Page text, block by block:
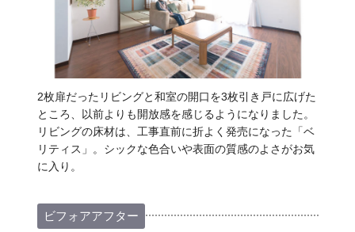
2枚扉だったリビングと和室の開口を3枚引き戸に広げた
ところ、以前よりも開放感を感じるようになりました。
リビングの床材は、工事直前に折よく発売になった「ベ
リティス」。シックな色合いや表面の質感のよさがお気
に入り。
ビフォアアフター